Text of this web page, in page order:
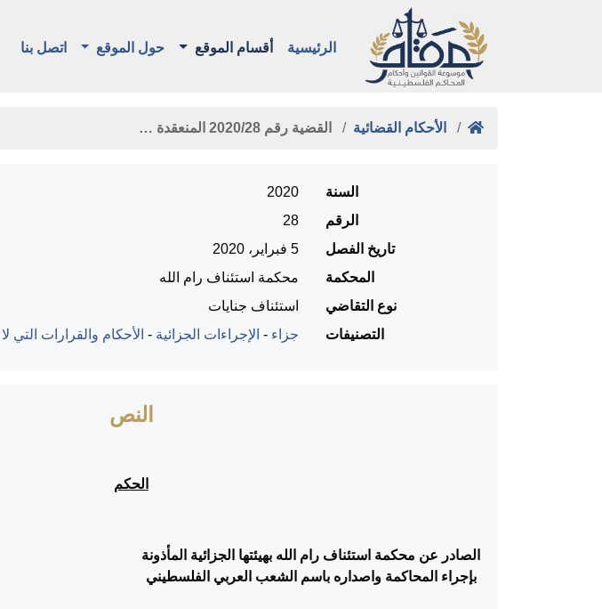
الرئيسية أقسام الموقع حول الموقع اتصل بنا
الأحكام القضائية القضية رقم ‎28‏/‎2020‏ المنعقدة …
السنة
2020
الرقم
28
تاريخ الفصل
5 فبراير، 2020
المحكمة
محكمة استئناف رام الله
نوع التقاضي
استئناف جنايات
التصنيفات
جزاء - الإجراءات الجزائية - الأحكام والقرارات التي
النص
الحكم
الصادر عن محكمة استئناف رام الله بهيئتها الجزائية المأذونة
بإجراء المحاكمة واصداره باسم الشعب العربي الفلسطيني